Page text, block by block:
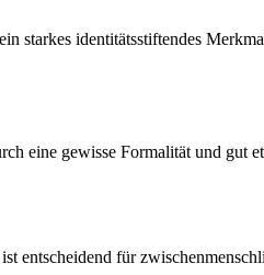
starkes identitätsstiftendes
eine gewisse Formalität und gut
entscheidend für